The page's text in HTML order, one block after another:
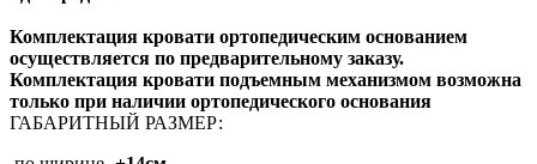
Комплектация кровати ортопедическим основанием
осуществляется по предварительному заказу.
Комплектация кровати подъемным механизмом возможна
только при наличии ортопедического основания
ГАБАРИТНЫЙ РАЗМЕР: